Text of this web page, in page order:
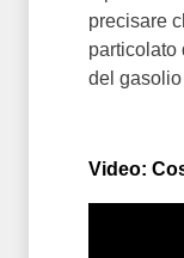
precisare
particolato
del gasolio
Video: